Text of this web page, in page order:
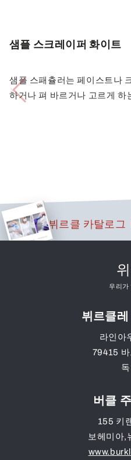
샘플 스크레이퍼 화이트
샘플 스패츌러는 페이스트나
하거나 펴 바르거나 고르게 하
스패츌러는 다양한 용기의 모
으며, 그릇을 긁어내거나 잔
플라스틱 스크레이퍼의 치수
점성 매체 절단에 이상적입니
뷔르클 카탈로그
우리가
뷔르클
라인아
79415
버클
155 키
보헤미아,